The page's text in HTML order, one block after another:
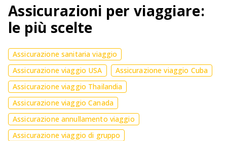
Assicurazioni per viaggiare:
le più scelte
Assicurazione sanitaria viaggio
Assicurazione viaggio USA
Assicurazione viaggio Cuba
Assicurazione viaggio Thailandia
Assicurazione viaggio Canada
Assicurazione annullamento viaggio
Assicurazione viaggio di gruppo